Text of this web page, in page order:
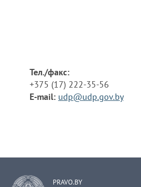
Тел./факс:
+375 (17) 222-35-56
E-mail: udp@udp.gov.by
PRAVO.BY